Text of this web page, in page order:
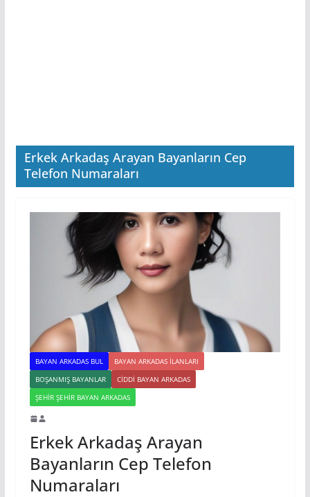
Erkek Arkadaş Arayan Bayanların Cep
Telefon Numaraları
BAYAN ARKADAS BUL
BAYAN ARKADAS ILANLARI
BOŞANMIŞ BAYANLAR
CIDDI BAYAN ARKADAS
ŞEHIR ŞEHIR BAYAN ARKADAS
Erkek Arkadaş Arayan
Bayanların Cep Telefon
Numaraları